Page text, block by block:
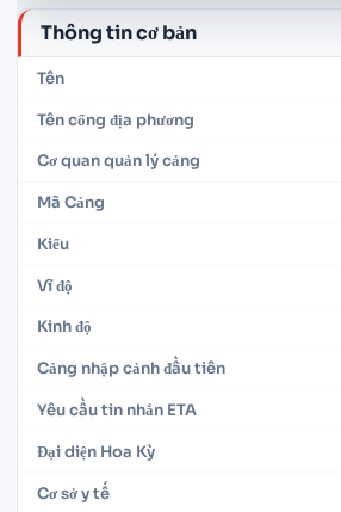
Thông tin cơ bản
Tên
Tên cổng địa phương
Cơ quan quản lý cảng
Mã Cảng
Kiểu
Vĩ độ
Kinh độ
Cảng nhập cảnh đầu tiên
Yêu cầu tin nhắn ETA
Đại diện Hoa Kỳ
Cơ sở y tế